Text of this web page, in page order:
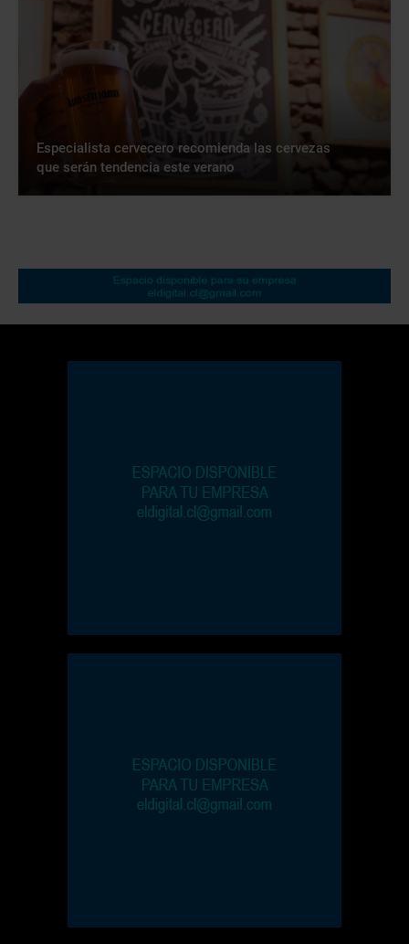
Especialista cervecero recomienda las cervezas
que serán tendencia este verano